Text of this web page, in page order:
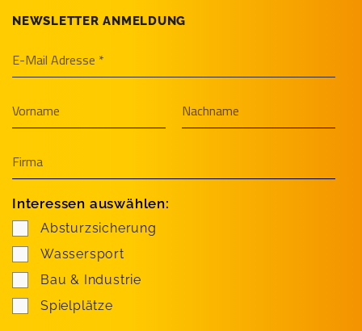
NEWSLETTER ANMELDUNG
Interessen auswählen:
Absturzsicherung
Wassersport
Bau & Industrie
Spielplätze